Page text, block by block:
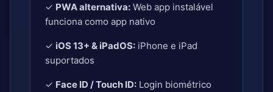
✓ PWA alternativa: Web app instalável
funciona como app nativo
✓ iOS 13+ & iPadOS: iPhone e iPad
suportados
✓ Face ID / Touch ID: Login biométrico